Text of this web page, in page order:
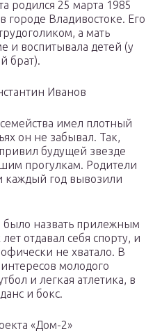
родился 25 марта 1985
городе Владивостоке. Его
а мать
и воспитывала детей (у
брат).
Иванов
имел плотный
он не забывал. Так,
будущей звезде
прогулкам. Родители
каждый год вывозили
было назвать прилежным
отдавал себя спорту, и
не хватало. В
молодого
и легкая атлетика, в
и бокс.
«Дом-2»